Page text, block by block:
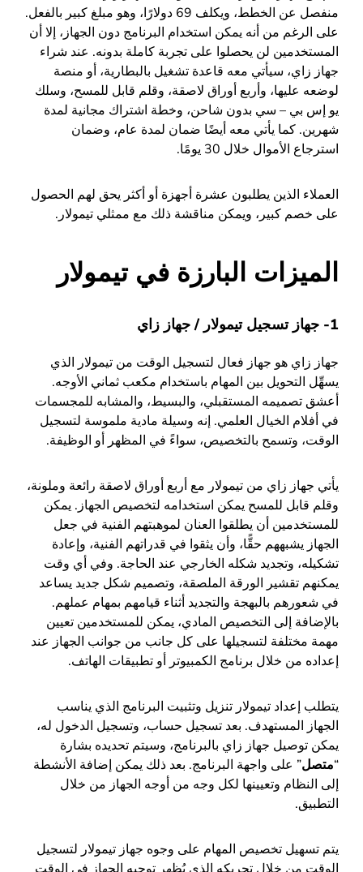
منفصل عن الخطط، ويكلف 69 دولارًا، وهو مبلغ كبير بالفعل.
على الرغم من أنه يمكن استخدام البرنامج دون الجهاز، إلا أن
المستخدمين لن يحصلوا على تجربة كاملة بدونه. عند شراء
جهاز زاي، سيأتي معه قاعدة تشغيل بالبطارية، أو منصة
لوضعه عليها، وأربع أوراق لاصقة، وقلم قابل للمسح، وسلك
يو إس بي – سي بدون شاحن، وخطة اشتراك مجانية لمدة
شهرين. كما يأتي معه أيضًا ضمان لمدة عام، وضمان
استرجاع الأموال خلال 30 يومًا.
العملاء الذين يطلبون عشرة أجهزة أو أكثر يحق لهم الحصول
على خصم كبير، ويمكن مناقشة ذلك مع ممثلي تيمولار.
الميزات البارزة في تيمولار
1- جهاز تسجيل تيمولار / جهاز زاي
جهاز زاي هو جهاز فعال لتسجيل الوقت من تيمولار الذي
يسهِّل التحويل بين المهام باستخدام مكعب ثماني الأوجه.
أعشق تصميمه المستقبلي، والبسيط، والمشابه للمجسمات
في أفلام الخيال العلمي. إنه وسيلة مادية ملموسة لتسجيل
الوقت، وتسمح بالتخصيص، سواءً في المظهر أو الوظيفة.
يأتي جهاز زاي من تيمولار مع أربع أوراق لاصقة رائعة وملونة،
وقلم قابل للمسح يمكن استخدامه لتخصيص الجهاز. يمكن
للمستخدمين أن يطلقوا العنان لموهبتهم الفنية في جعل
الجهاز يشبههم حقًّا، وأن يثقوا في قدراتهم الفنية، وإعادة
تشكيله، وتجديد شكله الخارجي عند الحاجة. وفي أي وقت
يمكنهم تقشير الورقة الملصقة، وتصميم شكل جديد يساعد
في شعورهم بالبهجة والتجديد أثناء قيامهم بمهام عملهم.
بالإضافة إلى التخصيص المادي، يمكن للمستخدمين تعيين
مهمة مختلفة لتسجيلها على كل جانب من جوانب الجهاز عند
إعداده من خلال برنامج الكمبيوتر أو تطبيقات الهاتف.
يتطلب إعداد تيمولار تنزيل وتثبيت البرنامج الذي يناسب
الجهاز المستهدف. بعد تسجيل حساب، وتسجيل الدخول له،
يمكن توصيل جهاز زاي بالبرنامج، وسيتم تحديده بشارة
“متصل” على واجهة البرنامج. بعد ذلك يمكن إضافة الأنشطة
إلى النظام وتعيينها لكل وجه من أوجه الجهاز من خلال
التطبيق.
يتم تسهيل تخصيص المهام على وجوه جهاز تيمولار لتسجيل